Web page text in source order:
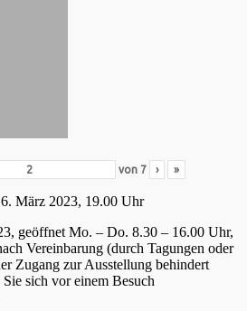
von 7 › »
März 2023, 19.00 Uhr
geöffnet Mo. – Do. 8.30 – 16.00 Uhr,
Vereinbarung (durch Tagungen oder
Zugang zur Ausstellung behindert
sich vor einem Besuch